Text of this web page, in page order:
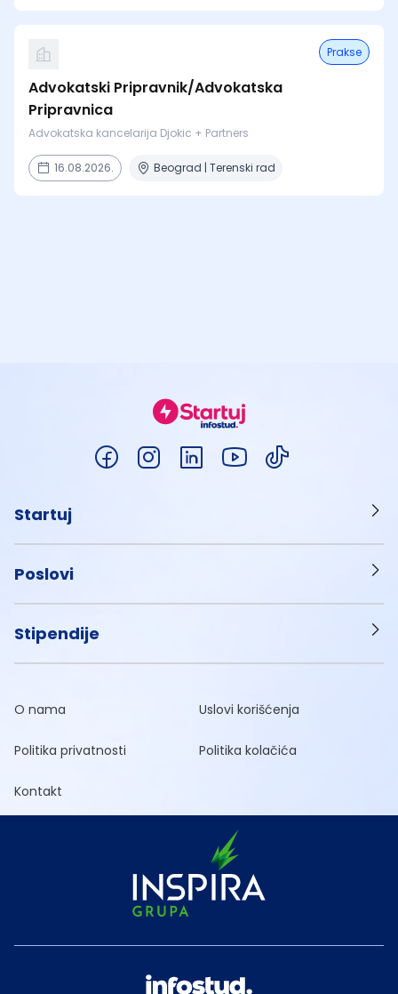
Prakse
Advokatski Pripravnik/Advokatska
Pripravnica
Advokatska kancelarija Djokic + Partners
16.08.2026. Beograd | Terenski rad
Startuj
Poslovi
Stipendije
O nama Uslovi korišćenja
Politika privatnosti Politika kolačića
Kontakt